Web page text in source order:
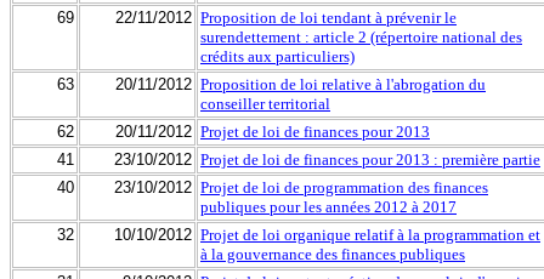
69
22/11/2012 Proposition de loi tendant à prévenir le
surendettement : article 2 (répertoire national des
crédits aux particuliers)
63
20/11/2012 Proposition de loi relative à l'abrogation du
conseiller territorial
62
20/11/2012 Projet de loi de finances pour 2013
41
23/10/2012 Projet de loi de finances pour 2013 : première partie
40
23/10/2012 Projet de loi de programmation des finances
publiques pour les années 2012 à 2017
32
10/10/2012 Projet de loi organique relatif à la programmation et
à la gouvernance des finances publiques